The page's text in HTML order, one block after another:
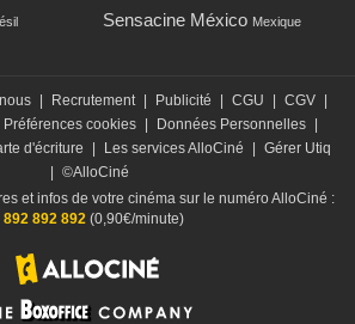
Sensacine México Mexique
Recrutement Publicité CGU CGV
Préférences cookies Données Personnelles
d'écriture Les services AlloCiné
Gérer Utiq
©AlloCiné
et infos de votre cinéma sur le numéro AlloCiné :
892 892 892(0,90€/minute)